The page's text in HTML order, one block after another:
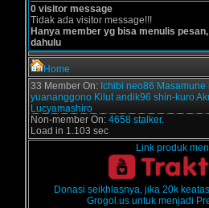
0 visitor message
Tidak ada visitor message!!!
Hanya member yg bisa menulis
dahulu
Home
33 Member On: Ichibi neo86 Masamune
yuananggono Kilut andik96 shin-kuro
Lucyamashiro
Non-member On: 4658 stalker.
Load in 1.103 sec
Link produk
Donasi seikhlasnya, jika 20k
Grogol.us untuk menjadi